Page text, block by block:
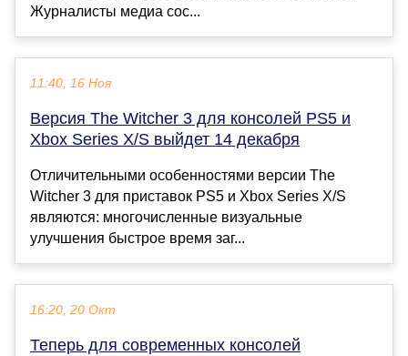
Журналисты медиа сос...
11:40, 16 Ноя
Версия The Witcher 3 для консолей PS5 и
Xbox Series X/S выйдет 14 декабря
Отличительными особенностями версии The
Witcher 3 для приставок PS5 и Xbox Series X/S
являются: многочисленные визуальные
улучшения быстрое время заг...
16:20, 20 Окт
Теперь для современных консолей